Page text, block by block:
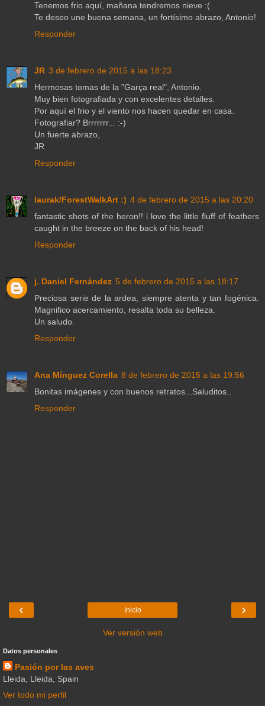
Tenemos frio aquí, mañana tendremos nieve :(
Te deseo une buena semana, un fortísimo abrazo, Antonio!
Responder
JR 3 de febrero de 2015 a las 18:23
Hermosas tomas de la "Garça real", Antonio.
Muy bien fotografiada y con excelentes detalles.
Por aquí el frio y el viento nos hacen quedar en casa.
Fotografiar? Brrrrrrr... :-)
Un fuerte abrazo,
JR
Responder
laurak/ForestWalkArt :) 4 de febrero de 2015 a las 20:20
fantastic shots of the heron!! i love the little fluff of feathers
caught in the breeze on the back of his head!
Responder
j. Daniel Fernández 5 de febrero de 2015 a las 18:17
Preciosa serie de la ardea, siempre atenta y tan fogénica.
Magnifico acercamiento, resalta toda su belleza.
Un saludo.
Responder
Ana Mínguez Corella 8 de febrero de 2015 a las 19:56
Bonitas imágenes y con buenos retratos...Saluditos..
Responder
‹ ›
Inicio
Ver versión web
Datos personales
Pasión por las aves
Lleida, Lleida, Spain
Ver todo mi perfil